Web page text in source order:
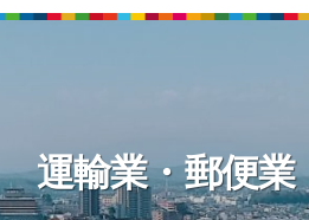
運輸業・郵便業